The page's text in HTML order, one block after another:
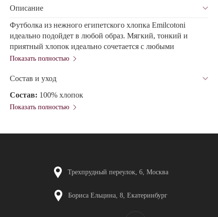
Описание
Футболка из нежного египетского хлопка Emilcotoni
идеально подойдет в любой образ. Мягкий, тонкий и
приятный хлопок идеально сочетается с любыми
брюками и пиджаком или курткой.
Показать полностью
Состав и уход
Состав: 100% хлопок
Показать полностью
Трехпрудный переулок, 6, Москва
Бориса Ельцина, 8, Екатеринбург